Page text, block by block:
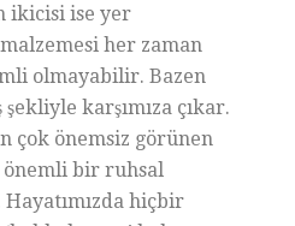
ikicisi ise yer
her zaman
olmayabilir. Bazen
şekliyle karşımıza çıkar.
çok önemsiz görünen
bir ruhsal
hiçbir